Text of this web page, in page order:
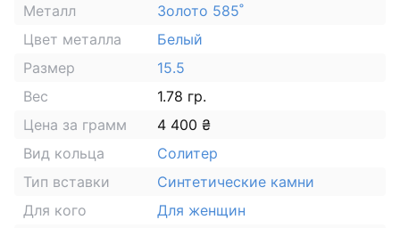
Металл
Золото 585˚
Цвет металла
Белый
Размер
15.5
Вес
1.78 гр.
Цена за грамм
4 400 ₴
Вид кольца
Солитер
Тип вставки
Синтетические камни
Для кого
Для женщин